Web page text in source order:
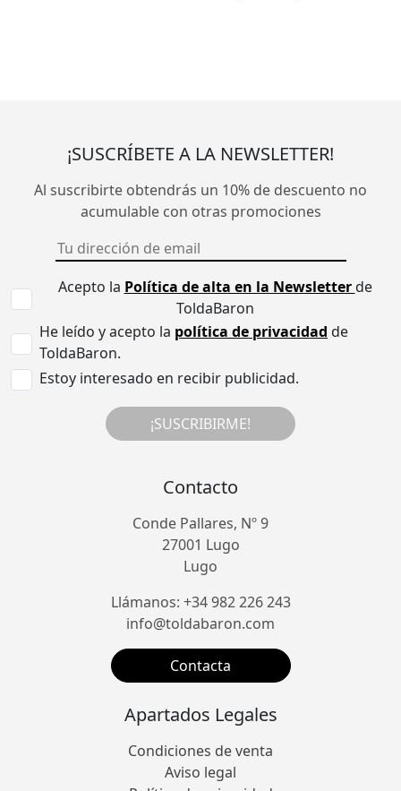
¡SUSCRÍBETE A LA NEWSLETTER!
Al suscribirte obtendrás un 10% de descuento no
acumulable con otras promociones
Acepto la Política de alta en la Newsletterde
ToldaBaron
He leído y acepto la política de privacidad de
ToldaBaron.
Estoy interesado en recibir publicidad.
¡SUSCRIBIRME!
Contacto
Conde Pallares, Nº 9
27001 Lugo
Lugo
Llámanos: +34 982 226 243
info@toldabaron.com
Contacta
Apartados Legales
Condiciones de venta
Aviso legal